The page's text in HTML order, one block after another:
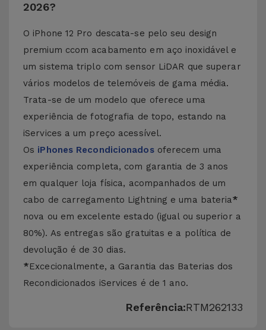
2026?
O iPhone 12 Pro descata-se pelo seu design
premium ccom acabamento em aço inoxidável e
um sistema triplo com sensor LiDAR que superar
vários modelos de telemóveis de gama média.
Trata-se de um modelo que oferece uma
experiência de fotografia de topo, estando na
iServices a um preço acessível.
Os iPhones Recondicionadosoferecem uma
experiência completa, com garantia de 3 anos
em qualquer loja física, acompanhados de um
cabo de carregamento Lightning e uma bateria*
nova ou em excelente estado (igual ou superior a
80%). As entregas são gratuitas e a política de
devolução é de 30 dias.
*Excecionalmente, a Garantia das Baterias dos
Recondicionados iServices é de 1 ano.
Referência:RTM262133